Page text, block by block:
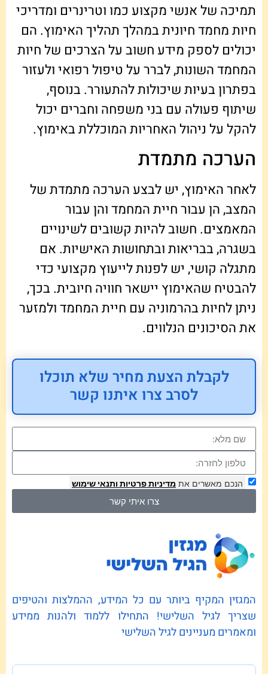
תמיכה של אנשי מקצוע כמו וטרינרים ומדריכי
חיות מחמד חיונית במהלך תהליך האימוץ. הם
יכולים לספק מידע חשוב על הצרכים של חיות
המחמד השונות, לברר על טיפול רפואי ולעזור
בפתרון בעיות שיכולות להתעורר. בנוסף,
שיתוף פעולה עם בני משפחה וחברים יכול
להקל על ניהול האחריות המוכללת באימוץ.
הערכה מתמדת
לאחר האימוץ, יש לבצע הערכה מתמדת של
המצב, הן עבור חיית המחמד והן עבור
המאמצים. חשוב להיות קשובים לשינויים
בשגרה, בבריאות ובתחושות האישיות. אם
מתגלה קושי, יש לפנות לייעוץ מקצועי כדי
להבטיח שהאימוץ יישאר חוויה חיובית. בכך,
ניתן לחיות בהרמוניה עם חיית המחמד ולמזער
את הסיכונים הנלווים.
לקבלת הצעת מחיר שלא תוכלו
לסרב צרו איתנו קשר
הנכם מאשרים את מדיניות פרטיות ותנאי שימוש
צרו איתי קשר
המגזין המקיף ביותר עם כל המידע, ההמלצות והטיפים
שצריך לגיל השלישי! התחילו ללמוד ולהנות ממידע
ומאמרים מעניינים לגיל השלישי